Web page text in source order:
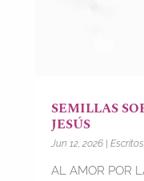
SEMILLAS
JESÚS
Jun 12, 2026|
AL AMOR POR